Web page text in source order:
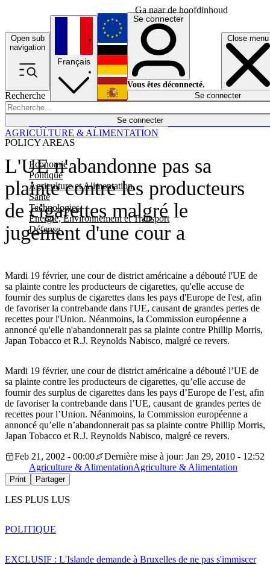
Ga naar de hoofdinhoud
Open sub
navigation
Close menu
Recherche
Se connecter
POLICY AREAS
Economie
Politique
Agriculture et Alimentation
Santé
Technologies
Energie, Environnement et Transport
Défense
Économie
Français
English
Deutsch
Español
Se connecter
Vous êtes déconnecté.
Se connecter
L'UE n'abandonne pas sa
plainte contre les producteurs
de cigarettes malgré le
jugement d'une cour a
Mardi 19 février, une cour de district américaine a débouté l'UE de
sa plainte contre les producteurs de cigarettes, qu'elle accuse de
fournir des surplus de cigarettes dans les pays d'Europe de l'est, afin
de favoriser la contrebande dans l'UE, causant de grandes pertes de
recettes pour l'Union. Néanmoins, la Commission européenne a
annoncé qu'elle n'abandonnerait pas sa plainte contre Phillip Morris,
Japan Tobacco et R.J. Reynolds Nabisco, malgré ce revers.
AGRICULTURE & ALIMENTATION
Mardi 19 février, une cour de district américaine a débouté l’UE de
sa plainte contre les producteurs de cigarettes, qu’elle accuse de
fournir des surplus de cigarettes dans les pays d’Europe de l’est, afin
de favoriser la contrebande dans l’UE, causant de grandes pertes de
recettes pour l’Union. Néanmoins, la Commission européenne a
annoncé qu’elle n’abandonnerait pas sa plainte contre Phillip Morris,
Japan Tobacco et R.J. Reynolds Nabisco, malgré ce revers.
Feb 21, 2002 - 00:00
Dernière mise à jour: Jan 29, 2010 - 12:52
Agriculture & AlimentationAgriculture & Alimentation
Print Partager
LES PLUS LUS
EXCLUSIF : L'Islande demande à Bruxelles de ne pas s'immiscer
POLITIQUE